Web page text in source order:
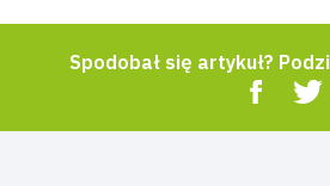
Spodobał się artykuł?